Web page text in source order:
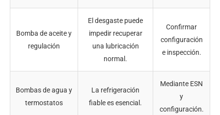
Bomba de aceite y
regulación
El desgaste puede
impedir recuperar
una lubricación
normal.
Confirmar
configuración
e inspección.
Bombas de agua y
termostatos
La refrigeración
fiable es esencial.
Mediante ESN
y
configuración.